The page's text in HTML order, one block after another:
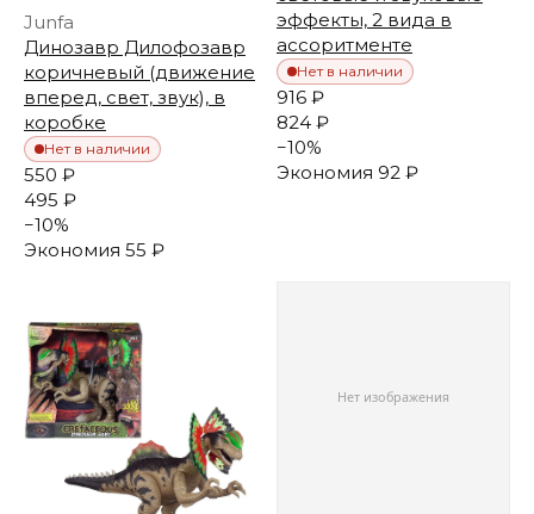
Junfa
Динозавр Дилофозавр
коричневый (движение
вперед, свет, звук), в
коробке
Нет в наличии
550 ₽
495 ₽
−10%
Экономия 55 ₽
эффекты, 2 вида в
ассоритменте
Нет в наличии
916 ₽
824 ₽
−10%
Экономия 92 ₽